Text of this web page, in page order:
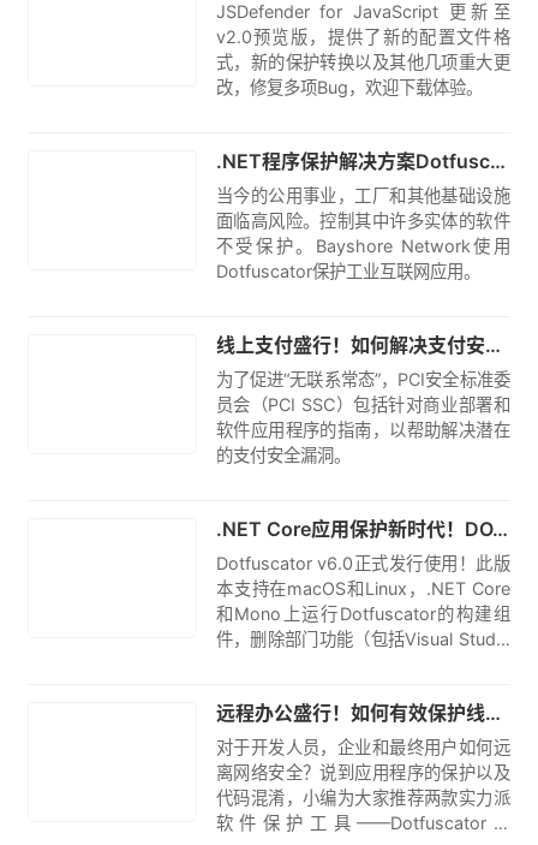
JSDefender for JavaScript 更新至
v2.0预览版，提供了新的配置文件格
式，新的保护转换以及其他几项重大更
改，修复多项Bug，欢迎下载体验。
.NET程序保护解决方案Dotfuscator企业案例：Bayshore Network保护工业互联网应用
当今的公用事业，工厂和其他基础设施
面临高风险。控制其中许多实体的软件
不受保护。Bayshore Network使用
Dotfuscator保护工业互联网应用。
线上支付盛行！如何解决支付安全漏洞？
为了促进“无联系常态”，PCI安全标准委
员会（PCI SSC）包括针对商业部署和
软件应用程序的指南，以帮助解决潜在
的支付安全漏洞。
.NET Core应用保护新时代！DOTFUSCATOR 6.0正式发行！
Dotfuscator v6.0正式发行使用！此版
本支持在macOS和Linux，.NET Core
和Mono上运行Dotfuscator的构建组
件，删除部门功能（包括Visual Studio
远程办公盛行！如何有效保护线上办公时的网络安全？
对于开发人员，企业和最终用户如何远
离网络安全？说到应用程序的保护以及
代码混淆，小编为大家推荐两款实力派
软件保护工具——Dotfuscator和